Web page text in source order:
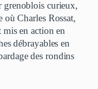
grenoblois curieux,
où Charles Rossat,
en action en
débrayables en
des rondins